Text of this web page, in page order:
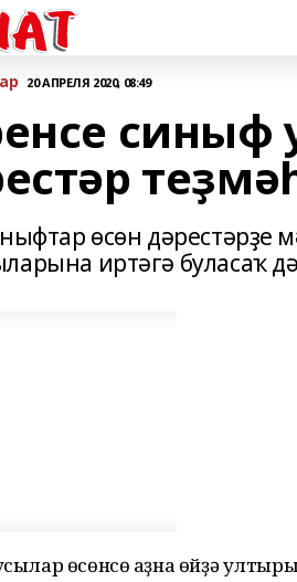
20 АПРЕЛЯ 2020, 08:49
өсөн дәрестәрҙе
иртәгә буласаҡ
өсөнсө аҙна өйҙә